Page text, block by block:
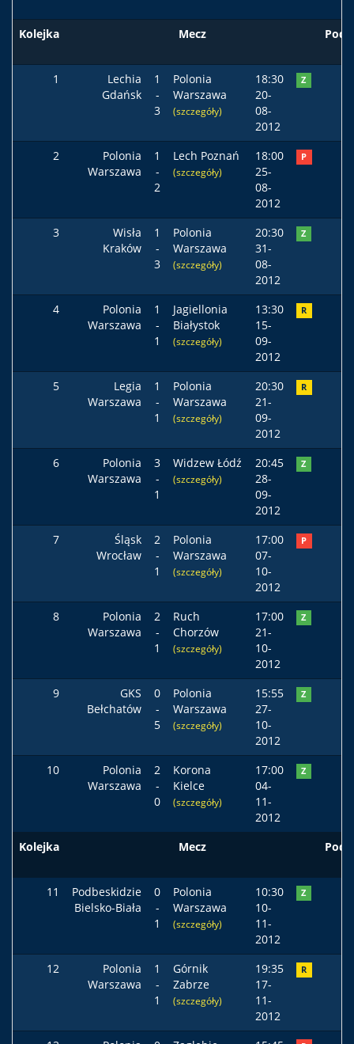
Kolejka Mecz
1
Lechia
Gdańsk
1
-
3
Polonia
Warszawa
(szczegóły)
18:30
20-
08-
2012
Z
2
Polonia
Warszawa
1
-
2
Lech Poznań
(szczegóły)
18:00
25-
08-
2012
P
3
Wisła
Kraków
1
-
3
Polonia
Warszawa
(szczegóły)
20:30
31-
08-
2012
Z
4
Polonia
Warszawa
1
-
1
Jagiellonia
Białystok
(szczegóły)
13:30
15-
09-
2012
R
5
Legia
Warszawa
1
-
1
Polonia
Warszawa
(szczegóły)
20:30
21-
09-
2012
R
6
Polonia
Warszawa
3
-
1
Widzew Łódź
(szczegóły)
20:45
28-
09-
2012
Z
7
Śląsk
Wrocław
2
-
1
Polonia
Warszawa
(szczegóły)
17:00
07-
10-
2012
P
8
Polonia
Warszawa
2
-
1
Ruch
Chorzów
(szczegóły)
17:00
21-
10-
2012
Z
9
GKS
Bełchatów
0
-
5
Polonia
Warszawa
(szczegóły)
15:55
27-
10-
2012
Z
10
Polonia
Warszawa
2
-
0
Korona
Kielce
(szczegóły)
17:00
04-
11-
2012
Z
Kolejka Mecz
11
Podbeskidzie
Bielsko-Biała
0
-
1
Polonia
Warszawa
(szczegóły)
10:30
10-
11-
2012
Z
12
Polonia
Warszawa
1
-
1
Górnik
Zabrze
(szczegóły)
19:35
17-
11-
2012
R